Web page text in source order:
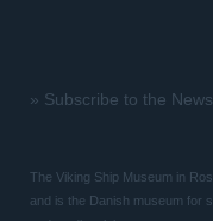
» Subscribe to the
The Viking Ship Museum in
and is the Danish museum for